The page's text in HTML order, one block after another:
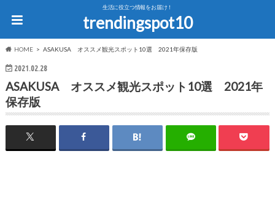
生活に役立つ情報をお届け！
trendingspot10
HOME ASAKUSA オススメ観光スポット10選 2021年保存版
2021.02.28
ASAKUSA オススメ観光スポット10選 2021年
保存版